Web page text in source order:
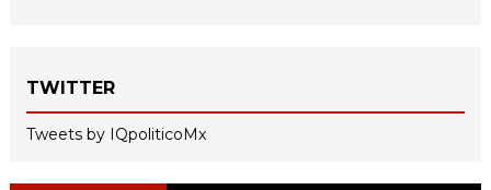
TWITTER
Tweets by IQpoliticoMx